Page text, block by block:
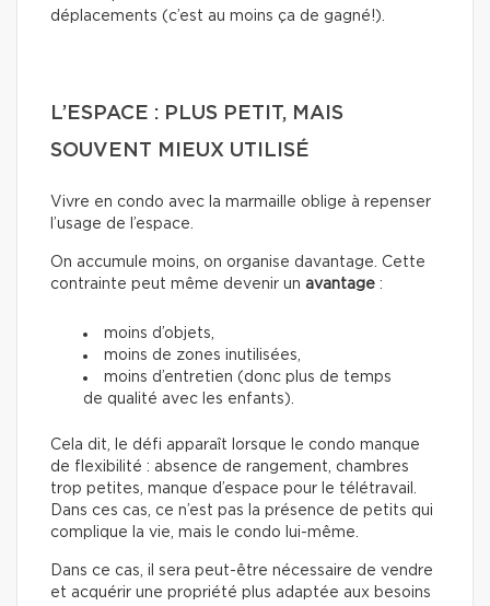
déplacements (c’est au moins ça de gagné!).
L’ESPACE : PLUS PETIT, MAIS
SOUVENT MIEUX UTILISÉ
Vivre en condo avec la marmaille oblige à repenser
l’usage de l’espace.
On accumule moins, on organise davantage. Cette
contrainte peut même devenir un avantage :
moins d’objets,
moins de zones inutilisées,
moins d’entretien (donc plus de temps
de qualité avec les enfants).
Cela dit, le défi apparaît lorsque le condo manque
de flexibilité : absence de rangement, chambres
trop petites, manque d’espace pour le télétravail.
Dans ces cas, ce n’est pas la présence de petits qui
complique la vie, mais le condo lui-même.
Dans ce cas, il sera peut-être nécessaire de vendre
et acquérir une propriété plus adaptée aux besoins